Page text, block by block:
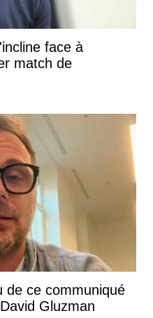
face à
match de
de ce communiqué
Gluzman